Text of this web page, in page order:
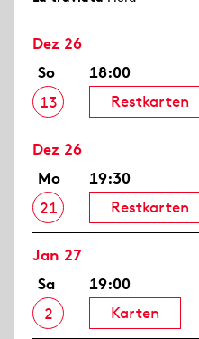
Dez 26
So
13
18:00
Restkarten
Dez 26
Mo
21
19:30
Restkarten
Jan 27
Sa
2
19:00
Karten